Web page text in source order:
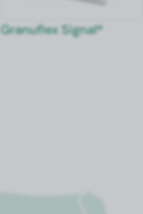
Granuflex Signal®